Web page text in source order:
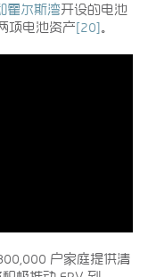
霍尔斯湾开设的电池
项电池资产 [20] 。
户家庭提供清